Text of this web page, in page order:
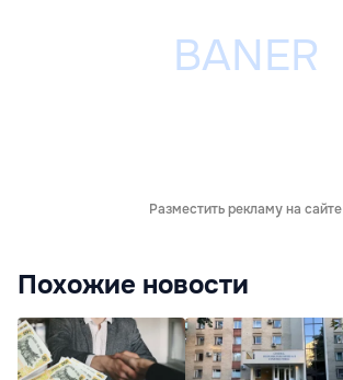
Разместить рекламу на сайте
Похожие новости